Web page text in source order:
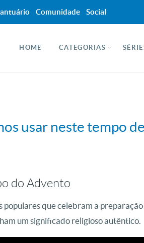
HOME CATEGORIAS
usar neste tempo
do Advento
populares que celebram a
um significado religioso autêntico.
Comunidade Social